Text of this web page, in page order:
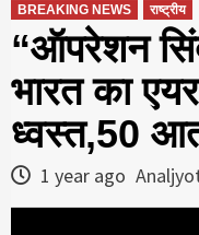
BREAKING NEWS राष्ट्रीय
“ऑपरेशन
भारत का
ध्वस्त,50
1 year ago